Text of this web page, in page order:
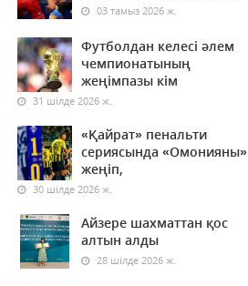
03 тамыз 2026 ж.
Футболдан келесі әлем
чемпионатының
жеңімпазы кім
31 шілде 2026 ж.
«Қайрат» пенальти
сериясында «Омонияны»
жеңіп,
30 шілде 2026 ж.
Айзере шахматтан қос
алтын алды
28 шілде 2026 ж.